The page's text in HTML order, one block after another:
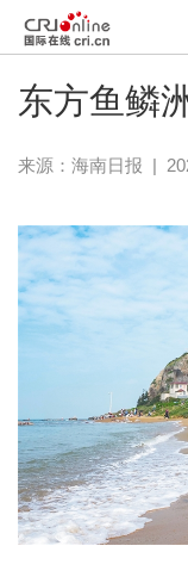
东方鱼鳞
来源： 海南日报 |